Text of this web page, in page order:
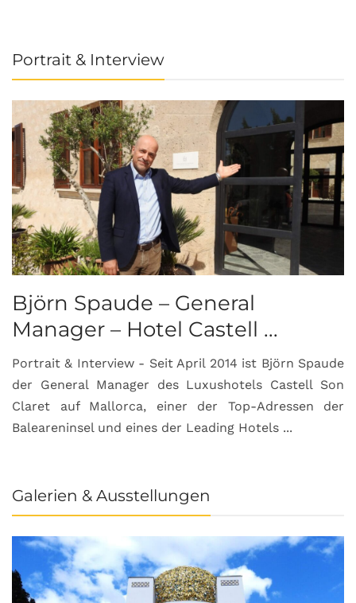
Portrait & Interview
Björn Spaude – General
Manager – Hotel Castell ...
Portrait & Interview - Seit April 2014 ist Björn Spaude
der General Manager des Luxushotels Castell Son
Claret auf Mallorca, einer der Top-Adressen der
Baleareninsel und eines der Leading Hotels ...
Galerien & Ausstellungen